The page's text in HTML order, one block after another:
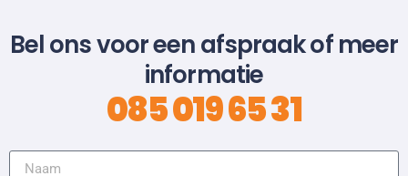
Bel ons voor een afspraak of meer
informatie
085 019 65 31